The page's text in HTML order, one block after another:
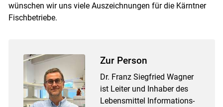
wünschen wir uns viele Auszeichnungen für die Kärntner
Fischbetriebe.
Zur Person
Dr. Franz Siegfried Wagner
ist Leiter und Inhaber des
Lebensmittel Informations-